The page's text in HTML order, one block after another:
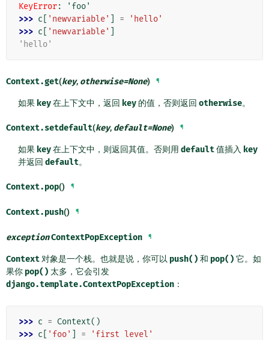
KeyError:
'foo'
>>> c 'newvariable' =
'hello'
>>> c 'newvariable'
'hello'
Context.get(key, otherwise=None) ¶
如果 key在上下文中，返回 key的值，否则返回 otherwise。
Context.setdefault(key, default=None) ¶
如果 key在上下文中，则返回其值。否则用 default值插入 key
并返回 default。
Context.pop() ¶
Context.push() ¶
exceptionContextPopException ¶
Context 对象是一个栈。也就是说，你可以 push() 和 pop() 它。如
果你 pop() 太多，它会引发
django.template.ContextPopException ：
>>> c = Context()
>>> c 'foo' =
'first level'